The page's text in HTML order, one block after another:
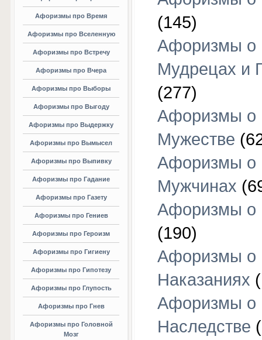
Афоризмы про Время
Афоризмы про Вселенную
Афоризмы про Встречу
Афоризмы про Вчера
Афоризмы про Выборы
Афоризмы про Выгоду
Афоризмы про Выдержку
Афоризмы про Вымысел
Афоризмы про Выпивку
Афоризмы про Гадание
Афоризмы про Газету
Афоризмы про Гениев
Афоризмы про Героизм
Афоризмы про Гигиену
Афоризмы про Гипотезу
Афоризмы про Глупость
Афоризмы про Гнев
Афоризмы про Головной
Мозг
(145)
Афоризмы о
Мудрецах и
(277)
Афоризмы о
Мужестве
Афоризмы о
Мужчинах
Афоризмы о
(190)
Афоризмы о
Наказаниях
Афоризмы о
Наследстве